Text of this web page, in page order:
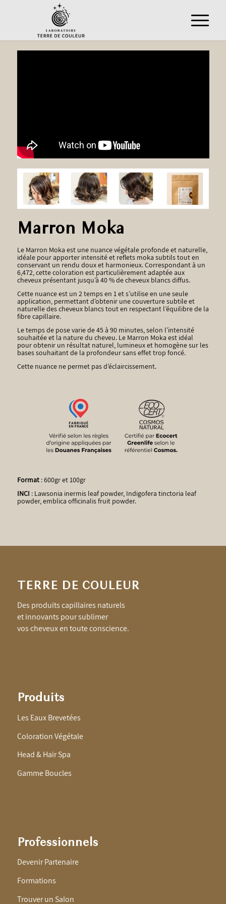
Marron Moka
Le Marron Moka est une nuance végétale profonde et naturelle,
idéale pour apporter intensité et reflets moka subtils tout en
conservant un rendu doux et harmonieux. Correspondant à un
6,472, cette coloration est particulièrement adaptée aux
cheveux présentant jusqu’à 40 % de cheveux blancs diffus.
Cette nuance est un 2 temps en 1 et s’utilise en une seule
application, permettant d’obtenir une couverture subtile et
naturelle des cheveux blancs tout en respectant l’équilibre de la
fibre capillaire.
Le temps de pose varie de 45 à 90 minutes, selon l’intensité
souhaitée et la nature du cheveu. Le Marron Moka est idéal
pour obtenir un résultat naturel, lumineux et homogène sur les
bases souhaitant de la profondeur sans effet trop foncé.
Cette nuance ne permet pas d’éclaircissement.
Format: 600gr et 100gr
INCI : Lawsonia inermis leaf powder, Indigofera tinctoria leaf
powder, emblica officinalis fruit powder.
TERRE DE COULEUR
Des produits capillaires naturels
et innovants pour sublimer
vos cheveux en toute conscience.
Produits
Les Eaux Brevetées
Coloration Végétale
Head & Hair Spa
Gamme Boucles
Professionnels
Devenir Partenaire
Formations
Trouver un Salon